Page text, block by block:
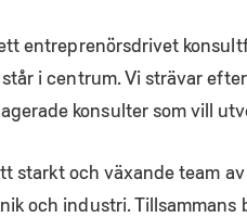
entreprenörsdrivet
i centrum. Vi strävar
konsulter som vill
starkt och växande team
och industri. Tillsammans